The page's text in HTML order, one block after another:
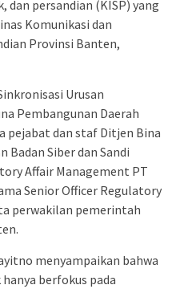
persandian (KISP) yang
Komunikasi dan
Provinsi Banten,
Urusan
Pembangunan Daerah
pejabat dan staf Ditjen Bina
Badan Siber dan Sandi
Affair Management PT
Senior Officer Regulatory
perwakilan pemerintah
menyampaikan bahwa
berfokus pada